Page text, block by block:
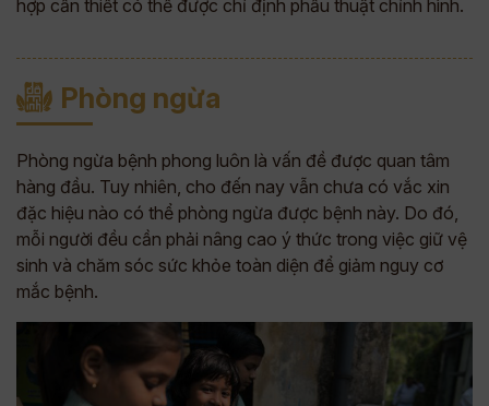
hợp cần thiết có thể được chỉ định phẫu thuật chỉnh hình.
Phòng ngừa
Phòng ngừa bệnh phong luôn là vấn đề được quan tâm
hàng đầu. Tuy nhiên, cho đến nay vẫn chưa có vắc xin
đặc hiệu nào có thể phòng ngừa được bệnh này. Do đó,
mỗi người đều cần phải nâng cao ý thức trong việc giữ vệ
sinh và chăm sóc sức khỏe toàn diện để giảm nguy cơ
mắc bệnh.